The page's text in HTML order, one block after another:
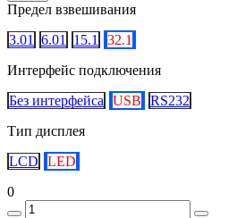
Предел взвешивания
3.01
6.01 15.1
32.1
Интерфейс подключения
Без интерфейса
USB
RS232
Тип дисплея
LCD
LED
0